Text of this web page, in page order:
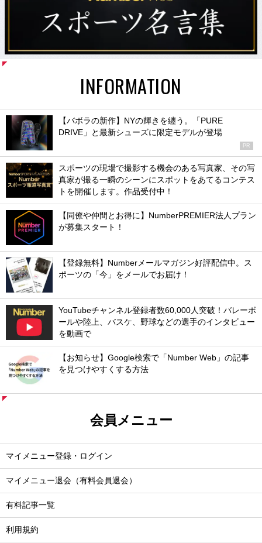
INFORMATION
【バボラの新作】NYの輝きを纏う。「PURE
DRIVE」と最新シューズに限定モデルが登場
PR
スポーツの現場で撮影する機会のある写真家、その写
真家が撮る一瞬のシーンにスポットをあてるコンテス
トを開催します。作品受付中！
【同僚や仲間とお得に】NumberPREMIER法人プラン
が募集スタート！
【登録無料】Numberメールマガジン好評配信中。ス
ポーツの「今」をメールでお届け！
YouTubeチャンネル登録者数60,000人突破！バレーボ
ールや陸上、バスケ、野球などの選手のインタビュー
を動画で
【お知らせ】Google検索で「Number Web」の記事
を見つけやすくする方法
会員メニュー
マイメニュー登録・ログイン
マイメニュー退会（有料会員退会）
有料記事一覧
利用規約